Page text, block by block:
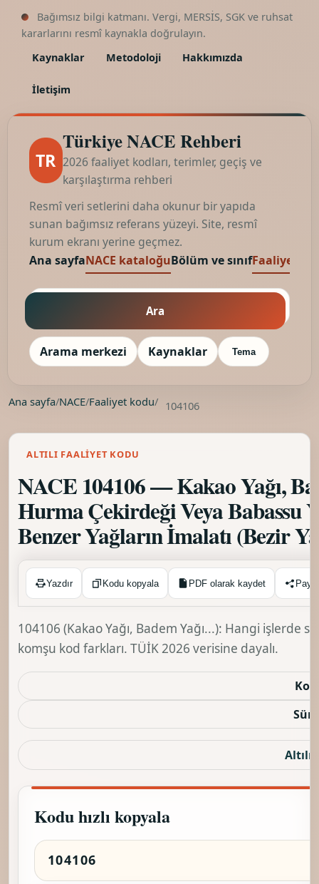
Bağımsız bilgi katmanı. Vergi, MERSİS, SGK ve ruhsat
kararlarını resmî kaynakla doğrulayın.
Kaynaklar
Metodoloji Hakkımızda
İletişim
TR
Türkiye NACE Rehberi
2026 faaliyet kodları, terimler, geçiş ve
karşılaştırma rehberi
Resmî veri setlerini daha okunur bir yapıda
sunan bağımsız referans yüzeyi. Site, resmî
kurum ekranı yerine geçmez.
Ana sayfaNACE kataloğuBölüm ve sınıfFaaliyet
Ara
Arama merkezi Kaynaklar Tema
Ana sayfa/NACE/Faaliyet kodu/ 104106
ALTILI FAALIYET KODU
NACE 104106 — Kakao Yağı,
Hurma Çekirdeği Veya Babassu
Benzer Yağların İmalatı (Bezir
Yazdır Kodu kopyala PDF olarak kaydet
Kopyalandı ✓
104106 (Kakao Yağı, Badem Yağı...): Hangi işlerde
komşu kod farkları. TÜİK 2026 verisine dayalı.
Altılı
Kodu hızlı kopyala